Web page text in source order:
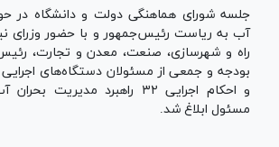
جلسه شورای هماهنگی دولت و دانشگاه در
آب به ریاست رئیس‌جمهور و با حضور وزرای
راه و شهرسازی، صنعت، معدن و تجارت،
بودجه و جمعی از مسئولان دستگاه‌های اجرایی
و احکام اجرایی ۳۲ راهبرد
مسئول ابلاغ شد.